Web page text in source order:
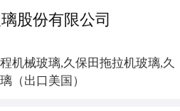
股份有限公司
机械玻璃,久保田拖拉机玻璃,久
（出口美国）